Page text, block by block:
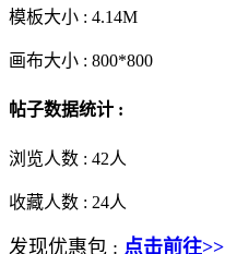
模板大小 : 4.14M
画布大小 : 800*800
帖子数据统计 :
浏览人数 : 42人
收藏人数 : 24人
发现优惠包 : 点击前往>>